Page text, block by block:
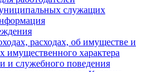
служащих
расходах, об имуществе и
имущественного характера
и служебного поведения